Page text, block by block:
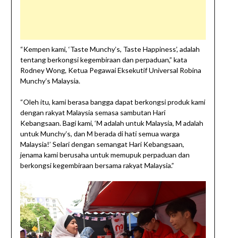
“Kempen kami, ‘Taste Munchy’s, Taste Happiness’, adalah
tentang berkongsi kegembiraan dan perpaduan,” kata
Rodney Wong, Ketua Pegawai Eksekutif Universal Robina
Munchy’s Malaysia.
“Oleh itu, kami berasa bangga dapat berkongsi produk kami
dengan rakyat Malaysia semasa sambutan Hari
Kebangsaan. Bagi kami, ‘M adalah untuk Malaysia, M adalah
untuk Munchy’s, dan M berada di hati semua warga
Malaysia!’ Selari dengan semangat Hari Kebangsaan,
jenama kami berusaha untuk memupuk perpaduan dan
berkongsi kegembiraan bersama rakyat Malaysia.”